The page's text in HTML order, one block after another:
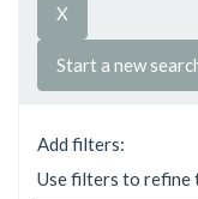
Start a new
Add filters:
Use filters to refine